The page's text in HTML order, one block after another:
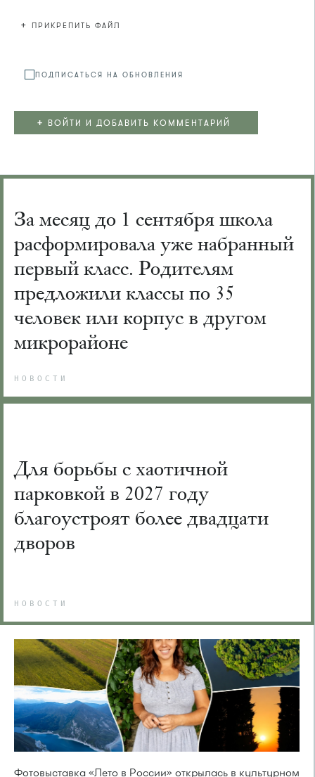
+ ПРИКРЕПИТЬ ФАЙЛ
ПОДПИСАТЬСЯ НА ОБНОВЛЕНИЯ
+ ВОЙТИ И ДОБАВИТЬ КОММЕНТАРИЙ
За месяц до 1 сентября школа
расформировала уже набранный
первый класс. Родителям
предложили классы по 35
человек или корпус в другом
микрорайоне
НОВОСТИ
Для борьбы с хаотичной
парковкой в 2027 году
благоустроят более двадцати
дворов
НОВОСТИ
Фотовыставка «Лето в России» открылась в культурном